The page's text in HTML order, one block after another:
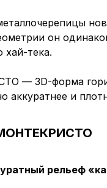
он
хай-тека.
— 3D-форма
аккуратнее и
рельеф